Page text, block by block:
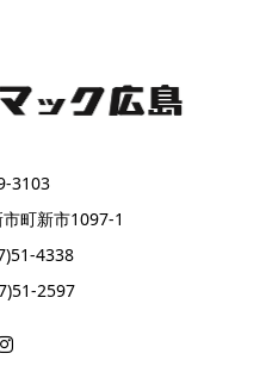
3103
町新市1097-1
4338
2597